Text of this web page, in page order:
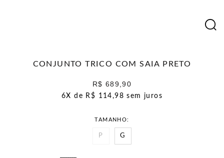
CONJUNTO TRICO COM SAIA PRETO
R$ 689,90
6X de R$ 114,98 sem juros
TAMANHO
P G